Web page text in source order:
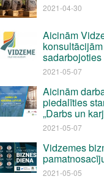
2021-04-30
Aicinām
2021-05-07
Aicinām
piedalīties
„Darbs un
2021-05-07
Vidzemes
2021-05-05